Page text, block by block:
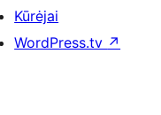
Kūrėjai
WordPress.tv ↗